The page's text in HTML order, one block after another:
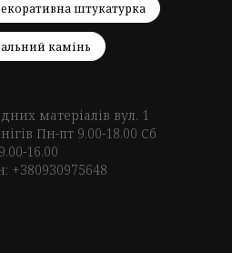
штукатурка
камінь
матеріалів вул. 1
Пн-пт 9.00-18.00 Сб
9.00-16.00
+380930975648